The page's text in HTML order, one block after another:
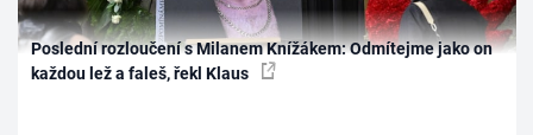
Poslední rozloučení s Milanem Knížákem: Odmítejme jako on
každou lež a faleš, řekl Klaus